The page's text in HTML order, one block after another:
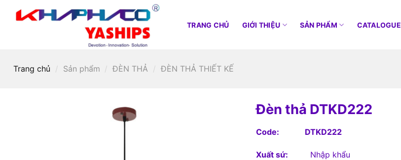
TRANG CHỦ GIỚI THIỆU SẢN PHẨM CATALOGUE
Trang chủ / Sản phẩm / ĐÈN THẢ / ĐÈN THẢ THIẾT KẾ
Đèn thả DTKD222
Code: DTKD222
Xuất sứ: Nhập khẩu